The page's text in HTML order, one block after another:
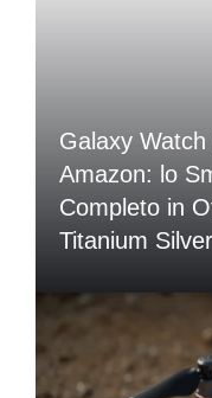
Galaxy
Amazon: lo
Completo in
Titanium Silver